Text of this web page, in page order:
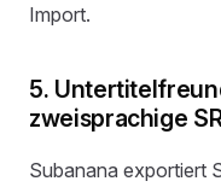
Import.
5.
zweisprachige
Subanana exportiert